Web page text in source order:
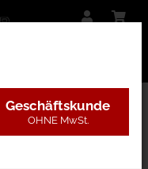
Geschäftskunde
OHNE MwSt.